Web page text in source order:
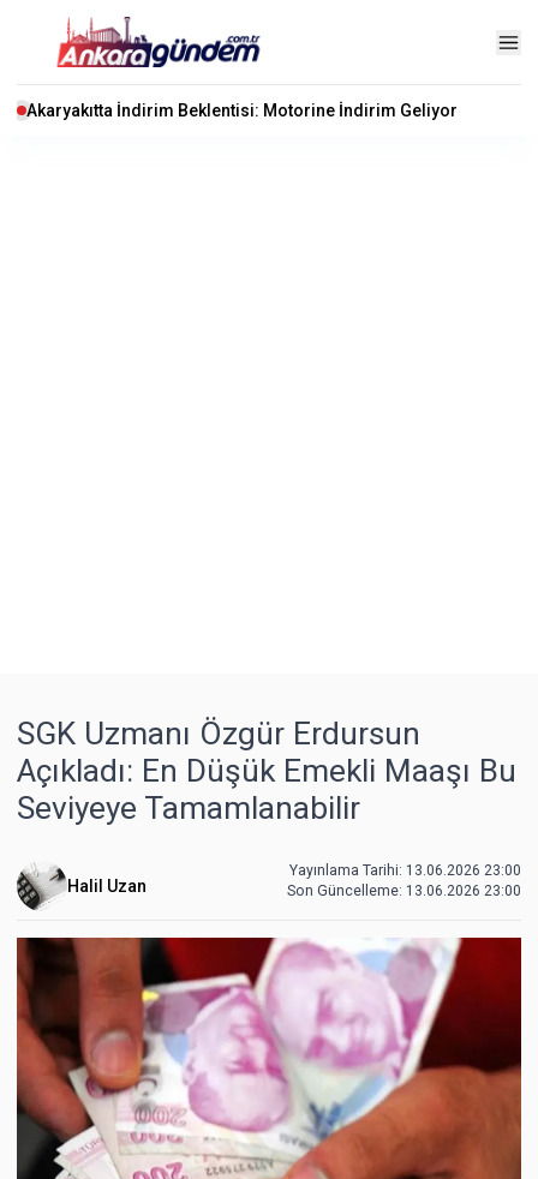
Akaryakıtta İndirim Beklentisi: Motorine İndirim Geliyor
SGK Uzmanı Özgür Erdursun
Açıkladı: En Düşük Emekli Maaşı Bu
Seviyeye Tamamlanabilir
Halil Uzan
Yayınlama Tarihi: 13.06.2026 23:00
Son Güncelleme: 13.06.2026 23:00